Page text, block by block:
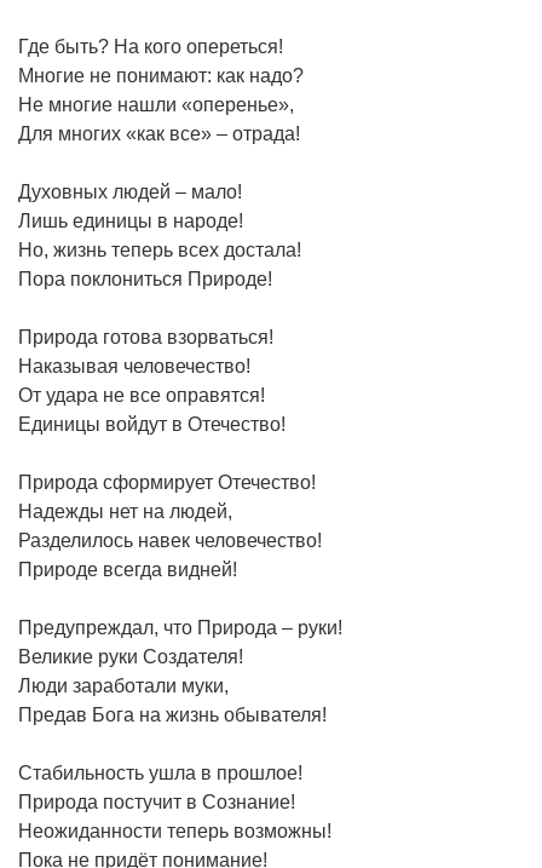
Где быть? На кого опереться!
Многие не понимают: как надо?
Не многие нашли «оперенье»,
Для многих «как все» – отрада!
Духовных людей – мало!
Лишь единицы в народе!
Но, жизнь теперь всех достала!
Пора поклониться Природе!
Природа готова взорваться!
Наказывая человечество!
От удара не все оправятся!
Единицы войдут в Отечество!
Природа сформирует Отечество!
Надежды нет на людей,
Разделилось навек человечество!
Природе всегда видней!
Предупреждал, что Природа – руки!
Великие руки Создателя!
Люди заработали муки,
Предав Бога на жизнь обывателя!
Стабильность ушла в прошлое!
Природа постучит в Сознание!
Неожиданности теперь возможны!
Пока не придёт понимание!